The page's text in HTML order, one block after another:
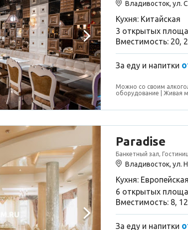
Владивосток, ул.
Кухня: Китайская
3 открытых
Вместимость: 20,
За еду и напитки
Можно со своим
оборудование
Живая
Paradise
Банкетный зал,
Владивосток, ул.
Кухня:
6 открытых
Вместимость: 8,
За еду и напитки